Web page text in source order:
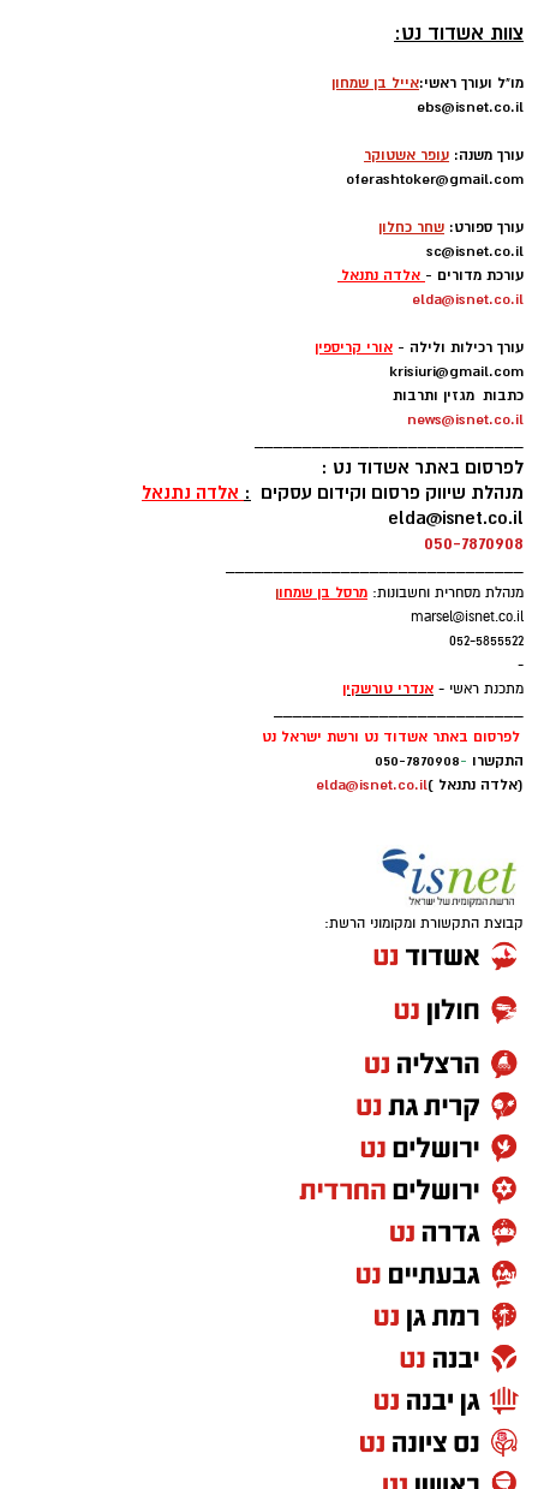
רוצה לעקוב אחרי הערוץ של הקבוצה "אשדוד נט"
עקבו בפייסבוק
צוות אשדוד נט:
מו"ל ועורך ראשי:אייל בן שמחון
ebs@isnet.co.il
עורך משנה: עופר אשטוקר
oferashtoker@gmail.com
עורך ספורט: שחר כחלון
sc@isnet.co.il
עורכת מדורים - אלדה נתנאל
elda@isnet.co.il
עורך רכילות ולילה - אורי קריספין
krisiuri@gmail.com
כתבות מגזין ותרבות
news@isnet.co.il
לפרסום באתר אשדוד נט :
מנהלת שיווק פרסום וקידום עסקים : אלדה נתנאל
elda@isnet.co.il
050-7870908
מנהלת מסחרית וחשבונות: מרסל בן שמחון
marsel@isnet.co.il
052-5855522
-
מתכנת ראשי - אנדרי טורשקין
לפרסום באתר אשדוד נט ורשת ישראל נט
התקשרו -
050-7870908
(אלדה נתנאל )elda@isnet.co.il
קבוצת התקשורת ומקומוני הרשת: